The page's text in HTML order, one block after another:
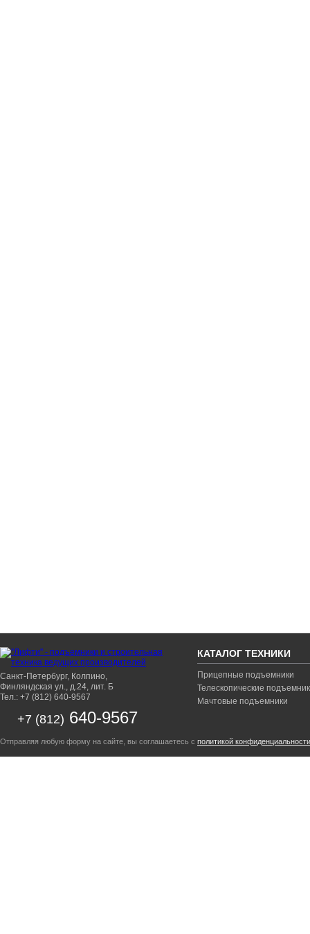
Санкт-Петербург, Колпино,
Финляндская ул., д.24, лит. Б
Тел.: +7 (812) 640-9567
+7 (812) 640-9567
КАТАЛОГ ТЕХНИКИ
Прицепные подъемники
Телескопические
Мачтовые подъемники
Отправляя любую форму на сайте, вы соглашаетесь с политикой конфиденциальности